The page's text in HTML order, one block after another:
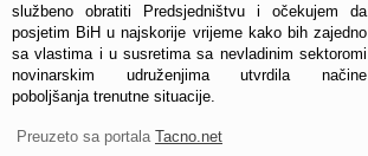
službeno obratiti Predsjedništvu i očekujem da
posjetim BiH u najskorije vrijeme kako bih zajedno
sa vlastima i u susretima sa nevladinim sektoromi
novinarskim udruženjima utvrdila načine
poboljšanja trenutne situacije.
Preuzeto sa portala Tacno.net